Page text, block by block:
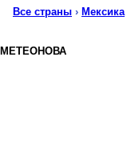
Все страны › Мексика
МЕТЕОНОВА